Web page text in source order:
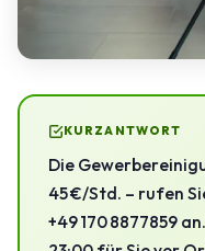
KURZANTWORT
Die
45 €/Std. – rufen
+49 170 8877859